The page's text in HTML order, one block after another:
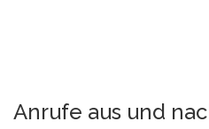
Anrufe aus und